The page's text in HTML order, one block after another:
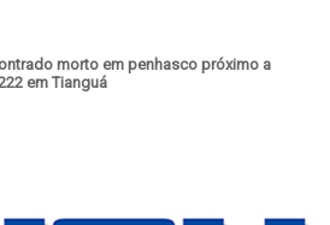
morto em penhasco próximo a
em Tianguá